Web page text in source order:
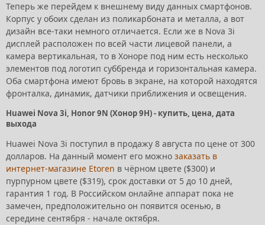
Теперь же перейдем к внешнему виду данных смартфонов.
Корпус у обоих сделан из поликарбоната и металла, а вот
дизайн все-таки немного отличается. Если же в Nova 3i
дисплей расположен по всей части лицевой панели, а
камера вертикальная, то в Хоноре под ним есть несколько
элементов под логотип суббренда и горизонтальная камера.
Оба смартфона имеют бровь в экране, на которой находятся
фронталка, динамик, датчики приближения и освещения.
Huawei Nova 3i, Honor 9N (Хонор 9Н) - купить, цена, дата
выхода
Huawei Nova 3i поступил в продажу 8 августа по цене от 300
долларов. На данный момент его можно заказать в
интернет-магазине Etoren в чёрном цвете ($300) и
пурпурном цвете ($319), срок доставки от 5 до 10 дней,
гарантия 1 год. В Российском онлайне аппарат пока не
замечен, предположительно он появится осенью, в
середине сентября - начале октября.